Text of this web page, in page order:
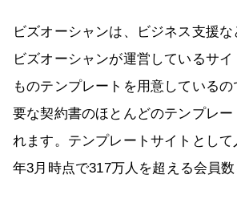
ビズオーシャンは、ビジネス支援
ビズオーシャンが運営しているサ
ものテンプレートを用意している
要な契約書のほとんどのテンプレ
れます。テンプレートサイトとし
年3月時点で317万人を超える会員数